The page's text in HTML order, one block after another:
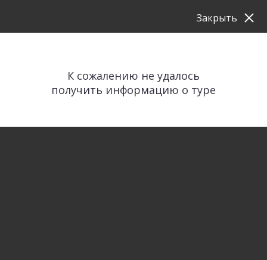
К сожалению не удалось
получить информацию о туре
Закрыть